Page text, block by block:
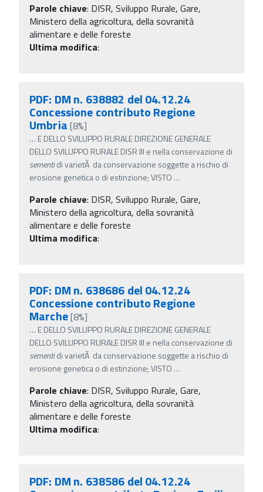
Parole chiave: DISR, Sviluppo Rurale, Gare,
Ministero della agricoltura, della sovranità
alimentare e delle foreste
Ultima modifica:
PDF: DM n. 638882 del 04.12.24
Concessione contributo Regione
Umbria [8%]
… E DELLO SVILUPPO RURALE DIREZIONE GENERALE
DELLO SVILUPPO RURALE DISR III e nella conservazione di
sementidi varietÃ da conservazione soggette a rischio di
erosione genetica o di estinzione; VISTO …
Parole chiave: DISR, Sviluppo Rurale, Gare,
Ministero della agricoltura, della sovranità
alimentare e delle foreste
Ultima modifica:
PDF: DM n. 638686 del 04.12.24
Concessione contributo Regione
Marche[8%]
… E DELLO SVILUPPO RURALE DIREZIONE GENERALE
DELLO SVILUPPO RURALE DISR III e nella conservazione di
sementidi varietÃ da conservazione soggette a rischio di
erosione genetica o di estinzione; VISTO …
Parole chiave: DISR, Sviluppo Rurale, Gare,
Ministero della agricoltura, della sovranità
alimentare e delle foreste
Ultima modifica:
PDF: DM n. 638586 del 04.12.24